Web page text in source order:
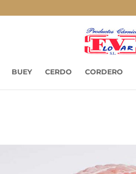
BUEY CERDO CORDERO